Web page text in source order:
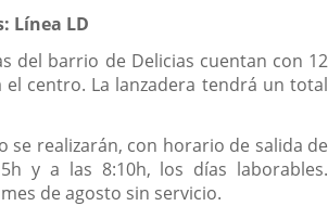
Línea LD
del barrio de Delicias cuentan con 12
el centro. La lanzadera tendrá un total
se realizarán, con horario de salida de
y a las 8:10h, los días laborables.
de agosto sin servicio.